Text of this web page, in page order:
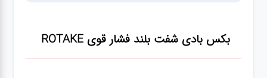
معاینه
فنی
بکس بادی شفت بلند فشار قوی ROTAKE